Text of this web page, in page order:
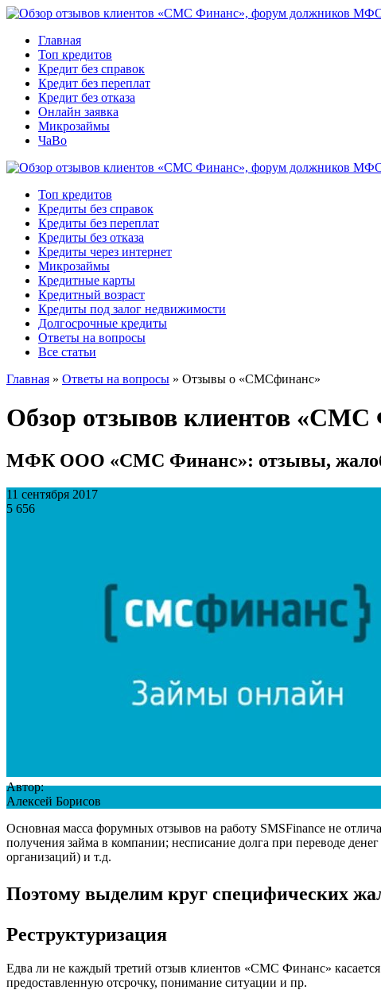
Главная
Топ кредитов
Кредит без справок
Кредит без переплат
Кредит без отказа
Онлайн заявка
Микрозаймы
ЧаВо
Топ кредитов
Кредиты без справок
Кредиты без переплат
Кредиты без отказа
Кредиты через интернет
Микрозаймы
Кредитные карты
Кредитный возраст
Кредиты под залог недвижимости
Долгосрочные кредиты
Ответы на вопросы
Все статьи
Главная » Ответы на вопросы » Отзывы о «СМСфинанс»
Обзор отзывов клиентов
МФК ООО «СМС Финанс»: отзывы, жалобы
11 сентября 2017
5 656
Автор:
Алексей Борисов
Основная масса форумных отзывов на работу SMSFinance не
получения займа в компании; несписание долга при переводе
организаций) и т.д.
Поэтому выделим круг специфических
Реструктуризация
Едва ли не каждый третий отзыв клиентов «СМС Финанс»
предоставленную отсрочку, понимание ситуации и пр.